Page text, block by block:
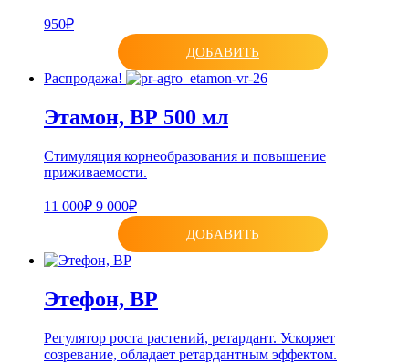
950₽
ДОБАВИТЬ
Распродажа!
Этамон, ВР 500 мл
Стимуляция корнеобразования и повышение
приживаемости.
11 000₽ 9 000₽
ДОБАВИТЬ
Этефон, ВР
Регулятор роста растений, ретардант. Ускоряет
созревание, обладает ретардантным эффектом.